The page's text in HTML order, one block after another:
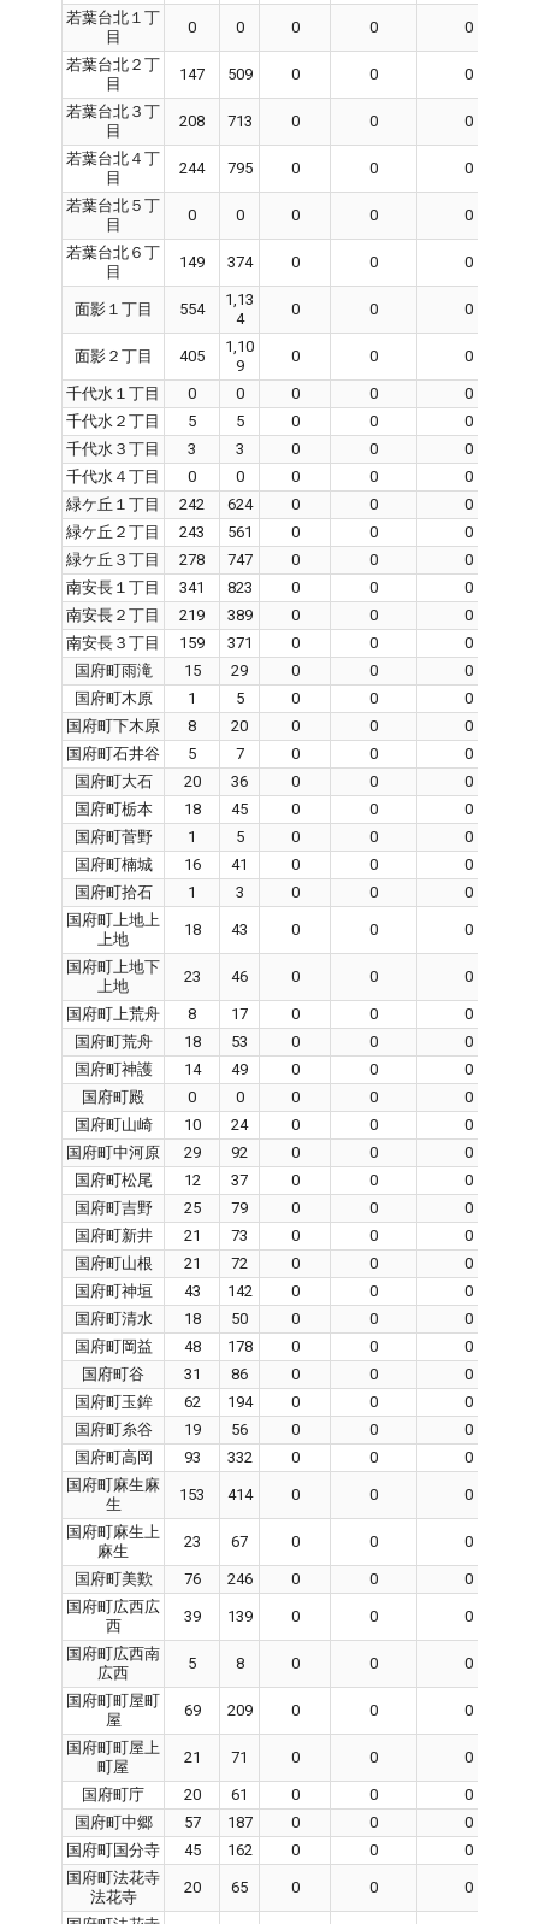
若葉台北１丁
目
0 0 0 0 0
若葉台北２丁
目
147 509 0 0 0
若葉台北３丁
目
208 713 0 0 0
若葉台北４丁
目
244 795 0 0 0
若葉台北５丁
目
0 0 0 0 0
若葉台北６丁
目
149 374 0 0 0
面影１丁目 554
1,13
4
0 0 0
面影２丁目 405
1,10
9
0 0 0
千代水１丁目 0 0 0 0
0
千代水２丁目
5 5 0 0
0
千代水３丁目
3 3 0 0
0
千代水４丁目
0 0 0 0
0
緑ケ丘１丁目
242 624 0 0
0
緑ケ丘２丁目
243 561 0 0
0
緑ケ丘３丁目
278 747 0 0
0
南安長１丁目
341 823 0 0
0
南安長２丁目
219 389 0 0
0
南安長３丁目
159 371 0 0
0
国府町雨滝
15 29 0 0
0
国府町木原
1 5 0 0
0
国府町下木原
8 20 0 0
0
国府町石井谷
5 7 0 0
0
国府町大石
20 36 0 0
0
国府町栃本
18 45 0 0
0
国府町菅野
1 5 0 0
0
国府町楠城
16 41 0 0
0
国府町拾石
1 3 0 0
0
国府町上地上
上地
18 43 0 0 0
国府町上地下
上地
23 46 0 0 0
国府町上荒舟 8 17 0 0
0
国府町荒舟
18 53 0 0
0
国府町神護
14 49 0 0
0
国府町殿
0 0 0 0
0
国府町山崎
10 24 0 0
0
国府町中河原
29 92 0 0
0
国府町松尾
12 37 0 0
0
国府町吉野
25 79 0 0
0
国府町新井
21 73 0 0
0
国府町山根
21 72 0 0
0
国府町神垣
43 142 0 0
0
国府町清水
18 50 0 0
0
国府町岡益
48 178 0 0
0
国府町谷
31 86 0 0
0
国府町玉鉾
62 194 0 0
0
国府町糸谷
19 56 0 0
0
国府町高岡
93 332 0 0
0
国府町麻生麻
生
153 414 0 0 0
国府町麻生上
麻生
23 67 0 0 0
国府町美歎 76 246 0 0
0
国府町広西広
西
39 139 0 0 0
国府町広西南
広西
5 8 0 0 0
国府町町屋町
屋
69 209 0 0 0
国府町町屋上
町屋
21 71 0 0 0
国府町庁 20 61 0 0
0
国府町中郷
57 187 0 0
0
国府町国分寺
45 162 0 0
0
国府町法花寺
法花寺
20 65 0 0 0